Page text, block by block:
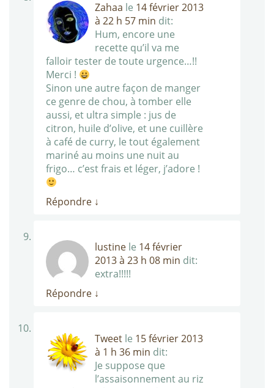
Zahaa le 14 février 2013
à 22 h 57 min dit:
Hum, encore une
recette qu’il va me
falloir tester de toute urgence…!!
Merci !
Sinon une autre façon de manger
ce genre de chou, à tomber elle
aussi, et ultra simple : jus de
citron, huile d’olive, et une cuillère
à café de curry, le tout également
mariné au moins une nuit au
frigo… c’est frais et léger, j’adore !
Répondre ↓
lustine le 14 février
2013 à 23 h 08 min dit:
extra!!!!!
Répondre ↓
Tweet le 15 février 2013
à 1 h 36 min dit:
Je suppose que
l’assaisonnement au riz